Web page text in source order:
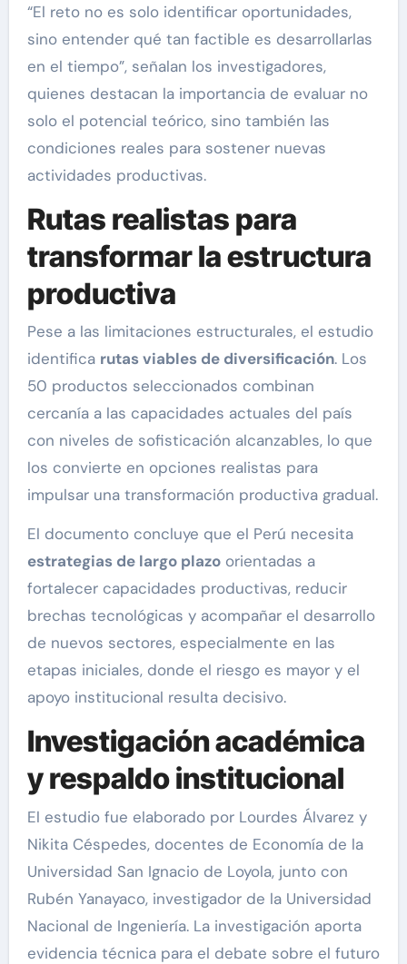
“El reto no es solo identificar oportunidades,
sino entender qué tan factible es desarrollarlas
en el tiempo”, señalan los investigadores,
quienes destacan la importancia de evaluar no
solo el potencial teórico, sino también las
condiciones reales para sostener nuevas
actividades productivas.
Rutas realistas para
transformar la estructura
productiva
Pese a las limitaciones estructurales, el estudio
identifica rutas viables de diversificación. Los
50 productos seleccionados combinan
cercanía a las capacidades actuales del país
con niveles de sofisticación alcanzables, lo que
los convierte en opciones realistas para
impulsar una transformación productiva gradual.
El documento concluye que el Perú necesita
estrategias de largo plazoorientadas a
fortalecer capacidades productivas, reducir
brechas tecnológicas y acompañar el desarrollo
de nuevos sectores, especialmente en las
etapas iniciales, donde el riesgo es mayor y el
apoyo institucional resulta decisivo.
Investigación académica
y respaldo institucional
El estudio fue elaborado por Lourdes Álvarez y
Nikita Céspedes, docentes de Economía de la
Universidad San Ignacio de Loyola, junto con
Rubén Yanayaco, investigador de la Universidad
Nacional de Ingeniería. La investigación aporta
evidencia técnica para el debate sobre el futuro